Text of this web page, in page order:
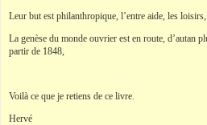
Leur but est philanthropique, l’entre aide, les
La genèse du monde ouvrier est en route, d’autan
partir de 1848,
Voilà ce que je retiens de ce livre.
Hervé